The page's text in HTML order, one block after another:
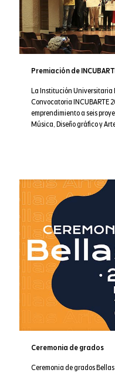
Premiación de
La Institución Universitaria
Convocatoria INCUBARTE
emprendimiento a seis
Música, Diseño gráfico y
Ceremonia de grados
Ceremonia de grados